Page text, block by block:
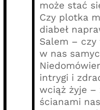
może stać
Czy plotka
diabeł
Salem – czy
w nas
intrygi i
wciąż żyje –
ścianami